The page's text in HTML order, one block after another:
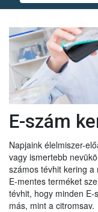
E-szám
Napjaink élelmiszer-
vagy ismertebb
számos tévhit kering
E-mentes terméket
tévhit, hogy minden
más, mint a citromsav.